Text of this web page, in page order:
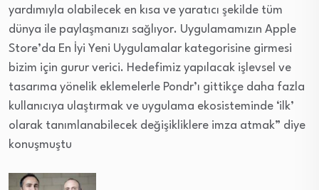
yardımıyla olabilecek en kısa ve yaratıcı şekilde tüm
dünya ile paylaşmanızı sağlıyor. Uygulamamızın Apple
Store’da En İyi Yeni Uygulamalar kategorisine girmesi
bizim için gurur verici. Hedefimiz yapılacak işlevsel ve
tasarıma yönelik eklemelerle Pondr’ı gittikçe daha fazla
kullanıcıya ulaştırmak ve uygulama ekosisteminde ‘ilk’
olarak tanımlanabilecek değişikliklere imza atmak” diye
konuşmuştu